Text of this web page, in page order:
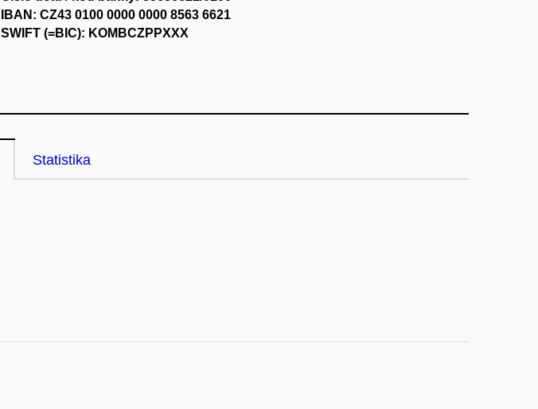
IBAN: CZ43 0100 0000 0000 8563 6621
SWIFT (=BIC): KOMBCZPPXXX
Statistika